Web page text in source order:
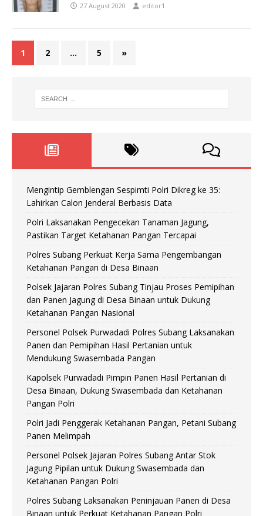
27 August 2020 editor1
1 2 … 5 »
Mengintip Gemblengan Sespimti Polri Dikreg ke 35:
Lahirkan Calon Jenderal Berbasis Data
Polri Laksanakan Pengecekan Tanaman Jagung,
Pastikan Target Ketahanan Pangan Tercapai
Polres Subang Perkuat Kerja Sama Pengembangan
Ketahanan Pangan di Desa Binaan
Polsek Jajaran Polres Subang Tinjau Proses Pemipihan
dan Panen Jagung di Desa Binaan untuk Dukung
Ketahanan Pangan Nasional
Personel Polsek Purwadadi Polres Subang Laksanakan
Panen dan Pemipihan Hasil Pertanian untuk
Mendukung Swasembada Pangan
Kapolsek Purwadadi Pimpin Panen Hasil Pertanian di
Desa Binaan, Dukung Swasembada dan Ketahanan
Pangan Polri
Polri Jadi Penggerak Ketahanan Pangan, Petani Subang
Panen Melimpah
Personel Polsek Jajaran Polres Subang Antar Stok
Jagung Pipilan untuk Dukung Swasembada dan
Ketahanan Pangan Polri
Polres Subang Laksanakan Peninjauan Panen di Desa
Binaan untuk Perkuat Ketahanan Pangan Polri